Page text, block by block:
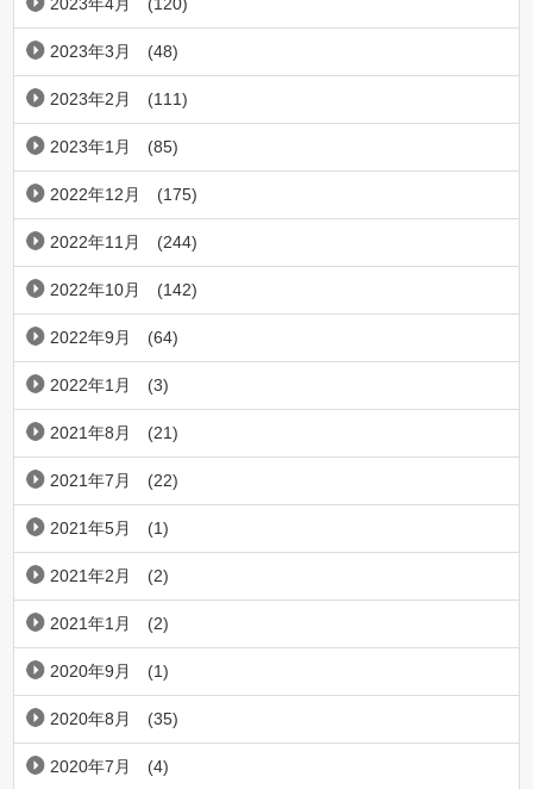
2023年3月 (48)
2023年2月 (111)
2023年1月 (85)
2022年12月 (175)
2022年11月 (244)
2022年10月 (142)
2022年9月 (64)
2022年1月 (3)
2021年8月 (21)
2021年7月 (22)
2021年5月 (1)
2021年2月 (2)
2021年1月 (2)
2020年9月 (1)
2020年8月 (35)
2020年7月 (4)